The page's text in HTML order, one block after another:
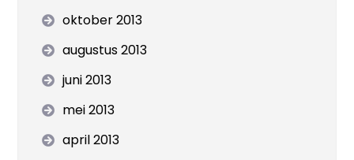
oktober 2013
augustus 2013
juni 2013
mei 2013
april 2013